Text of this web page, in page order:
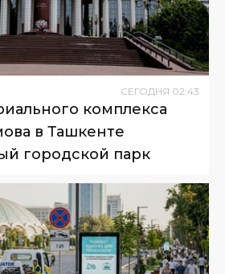
СЕГОДНЯ 02:43
комплекса
в Ташкенте
городской парк